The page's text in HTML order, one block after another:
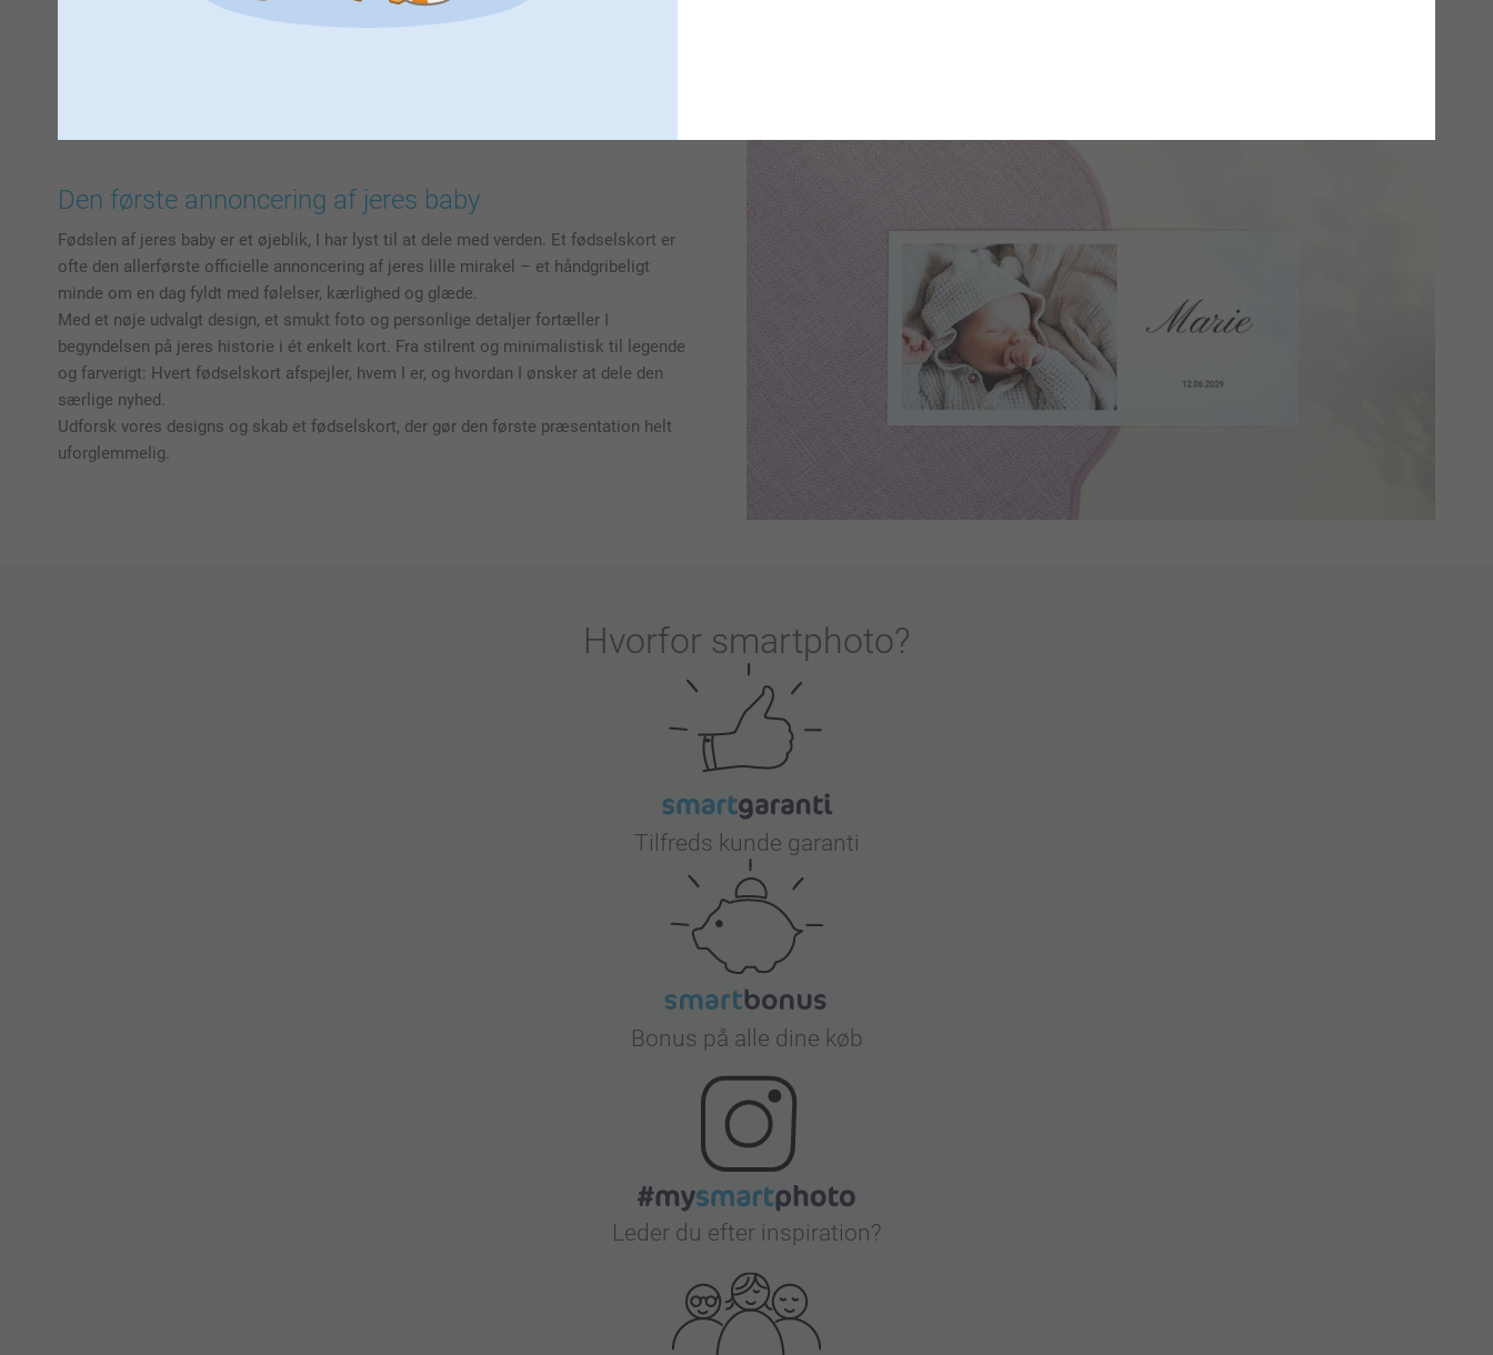
Den første annoncering af jeres baby
Fødslen af jeres baby er et øjeblik, I har lyst til at dele med verden. Et fødselskort er
ofte den allerførste officielle annoncering af jeres lille mirakel – et håndgribeligt
minde om en dag fyldt med følelser, kærlighed og glæde.
Med et nøje udvalgt design, et smukt foto og personlige detaljer fortæller I
begyndelsen på jeres historie i ét enkelt kort. Fra stilrent og minimalistisk til legende
og farverigt: Hvert fødselskort afspejler, hvem I er, og hvordan I ønsker at dele den
særlige nyhed.
Udforsk vores designs og skab et fødselskort, der gør den første præsentation helt
uforglemmelig.
Hvorfor smartphoto?
Tilfreds kunde garanti
Bonus på alle dine køb
Leder du efter inspiration?